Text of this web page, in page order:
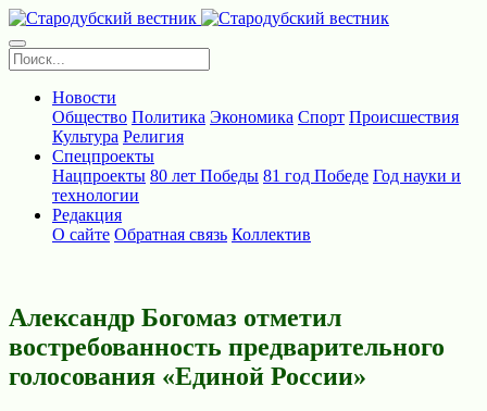
Новости
Общество Политика Экономика Спорт Происшествия
Культура Религия
Спецпроекты
Нацпроекты 80 лет Победы 81 год Победе Год науки и
технологии
Редакция
О сайте Обратная связь Коллектив
Александр Богомаз отметил
востребованность предварительного
голосования «Единой России»